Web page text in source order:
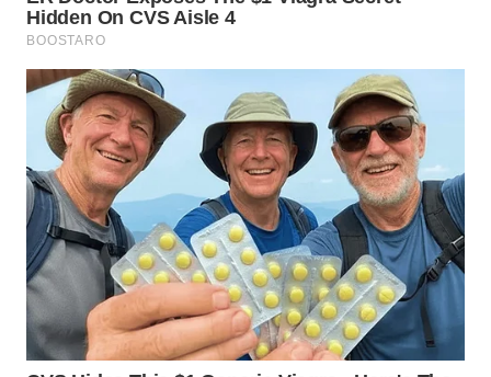
WN
BABEL
WN
SUMBAR
WN
SUMSEL
WN
BENGKULU
WN
LAMPUNG